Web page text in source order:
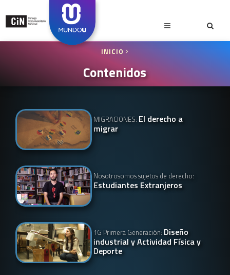
INICIO
Contenidos
MIGRACIONES: El derecho a
migrar
Nosotrosomos sujetos de derecho:
Estudiantes Extranjeros
1G Primera Generación: Diseño
industrial y Actividad Física y
Deporte